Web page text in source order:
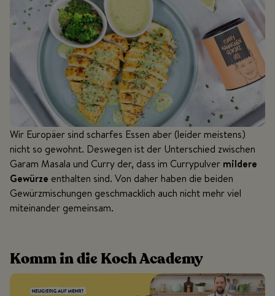
Wir Europäer sind scharfes Essen aber (leider meistens)
nicht so gewohnt. Deswegen ist der Unterschied zwischen
Garam Masala und Curry der, dass im Currypulver mildere
Gewürze enthalten sind. Von daher haben die beiden
Gewürzmischungen geschmacklich auch nicht mehr viel
miteinander gemeinsam.
Komm in die Koch Academy